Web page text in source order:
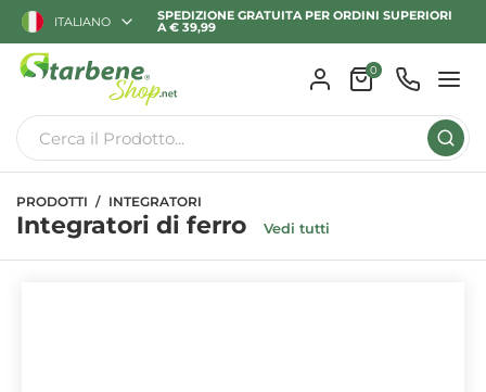
ITALIANO SPEDIZIONE GRATUITA PER ORDINI SUPERIORI
A € 39,99
0
PRODOTTI INTEGRATORI
Integratori di ferro Vedi tutti